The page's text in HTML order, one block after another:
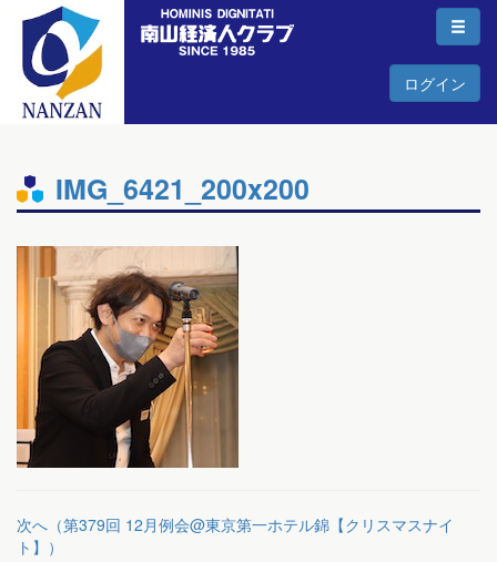
ログイン
IMG_6421_200x200
次へ（第379回 12月例会@東京第一ホテル錦【クリスマスナイ
ト】）